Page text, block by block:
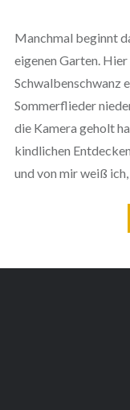
Manchmal beginnt
eigenen Garten.
Schwalbenschwanz
Sommerflieder
die Kamera geholt
kindlichen
und von mir weiß